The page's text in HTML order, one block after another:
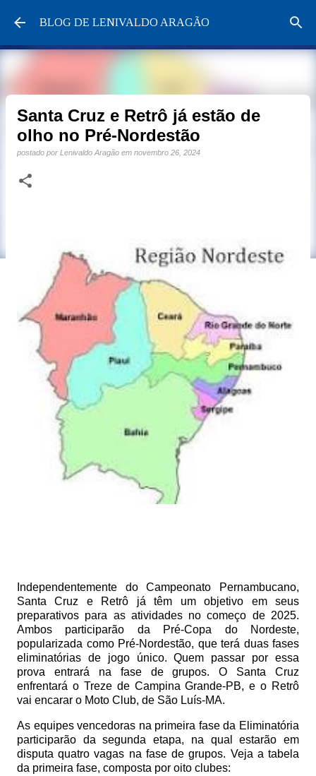
Pular para o conteúdo principal
BLOG DE LENIVALDO ARAGÃO
Santa Cruz e Retrô já estão de
olho no Pré-Nordestão
postado por Lenivaldo Aragão em novembro 26, 2024
Independentemente do Campeonato Pernambucano,
Santa Cruz e Retrô já têm um objetivo em seus
preparativos para as atividades no começo de 2025.
Ambos participarão da Pré-Copa do Nordeste,
popularizada como Pré-Nordestão, que terá duas fases
eliminatórias de jogo único. Quem passar por essa
prova entrará na fase de grupos. O Santa Cruz
enfrentará o Treze de Campina Grande-PB, e o Retrô
vai encarar o Moto Club, de São Luís-MA.
As equipes vencedoras na primeira fase da Eliminatória
participarão da segunda etapa, na qual estarão em
disputa quatro vagas na fase de grupos. Veja a tabela
da primeira fase, composta por oito clubes: